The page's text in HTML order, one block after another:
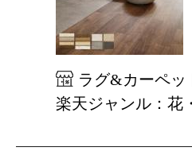
ラグ&カーペッ
楽天ジャンル：花